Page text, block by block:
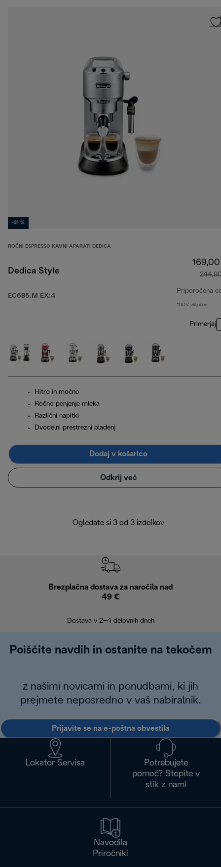
-31 %
ROČNI ESPRESSO KAVNI APARATI DEDICA
Dedica Style
EC685.M EX:4
Priporočena
*DDV vključen
Primerjaj
Hitro in močno
Ročno penjenje mleka
Različni napitki
Dvodelni prestrezni pladenj
Dodaj v košarico
Odkrij več
Ogledate si 3 od 3 izdelkov
Brezplačna dostava za naročila nad
49 €
Dostava v 2–4 delovnih dneh
Poiščite navdih in ostanite na tekočem
z našimi novicami in ponudbami, ki jih
prejmete neposredno v vaš nabiralnik.
Prijavite se na e-poštna obvestila
Lokator Servisa
Potrebujete
pomoč? Stopite v
stik z nami
Navodila
Priročniki